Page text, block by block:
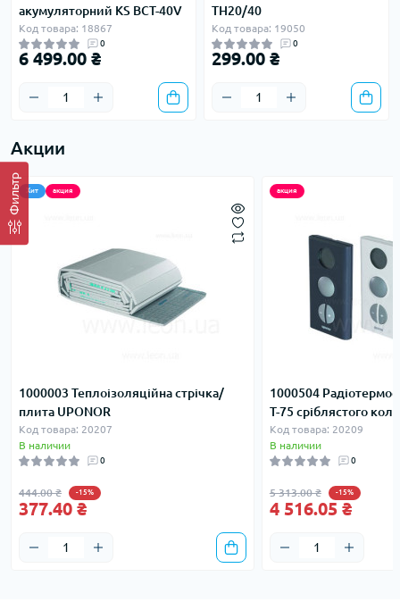
Фильтр
акумуляторний KS BCT-40V
Код товара: 18867
0
6 499.00 ₴
TH20/40
Код товара: 19050
0
299.00 ₴
Акции
Хит акция
1000003 Теплоізоляційна стрічка/
плита UPONOR
Код товара: 20207
В наличии
0
444.00 ₴ -15%
377.40 ₴
акция
1000504
T-75 сріблястого
Код товара: 20209
В наличии
0
5 313.00 ₴ -15%
4 516.05 ₴